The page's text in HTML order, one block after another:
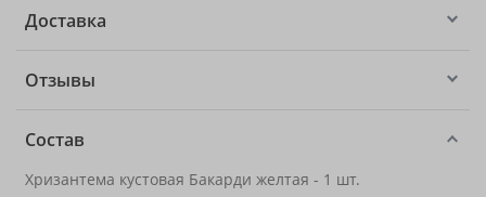
Доставка
Отзывы
Состав
Хризантема кустовая Бакарди желтая - 1 шт.